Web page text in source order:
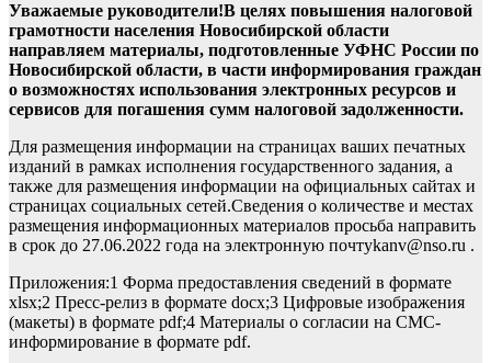
Уважаемые руководители!В целях повышения налоговой
грамотности населения Новосибирской области
направляем материалы, подготовленные УФНС России по
Новосибирской области, в части информирования граждан
о возможностях использования электронных ресурсов и
сервисов для погашения сумм налоговой задолженности.
Для размещения информации на страницах ваших печатных
изданий в рамках исполнения государственного задания, а
также для размещения информации на официальных сайтах и
страницах социальных сетей.Сведения о количестве и местах
размещения информационных материалов просьба направить
в срок до 27.06.2022 года на электронную почтуkanv@nso.ru .
Приложения:1 Форма предоставления сведений в формате
xlsx;2 Пресс-релиз в формате docx;3 Цифровые изображения
(макеты) в формате pdf;4 Материалы о согласии на СМС-
информирование в формате pdf.